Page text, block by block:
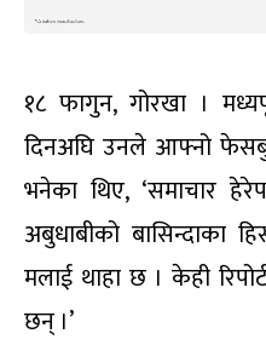
१८ फागुन, गोरखा ।
दिनअघि उनले आफ्नो
भनेका थिए, ‘समाचार
अबुधाबीको बासिन्दाका
मलाई थाहा छ । केही
छन् ।’